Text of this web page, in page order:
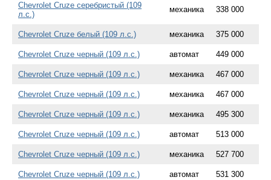
Chevrolet Cruze серебристый (109
л.с.)
механика 338 000
Chevrolet Cruze белый (109 л.с.) механика 375 000
Chevrolet Cruze черный (109 л.с.) автомат 449 000
Chevrolet Cruze черный (109 л.с.) механика 467 000
Chevrolet Cruze черный (109 л.с.) механика 467 000
Chevrolet Cruze черный (109 л.с.) механика 495 300
Chevrolet Cruze черный (109 л.с.) автомат 513 000
Chevrolet Cruze черный (109 л.с.) механика 527 700
Chevrolet Cruze черный (109 л.с.) автомат 531 300